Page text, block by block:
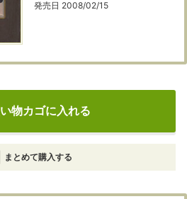
発売日 2008/02/15
物カゴに入れる
まとめて購入する